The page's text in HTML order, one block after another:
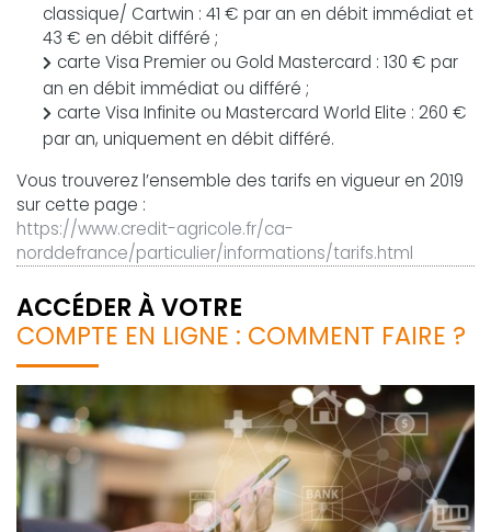
classique/ Cartwin : 41 € par an en débit immédiat et
43 € en débit différé ;
carte Visa Premier ou Gold Mastercard : 130 € par
an en débit immédiat ou différé ;
carte Visa Infinite ou Mastercard World Elite : 260 €
par an, uniquement en débit différé.
Vous trouverez l’ensemble des tarifs en vigueur en 2019
sur cette page :
https://www.credit-agricole.fr/ca-
norddefrance/particulier/informations/tarifs.html
ACCÉDER À VOTRE
COMPTE EN LIGNE : COMMENT FAIRE ?